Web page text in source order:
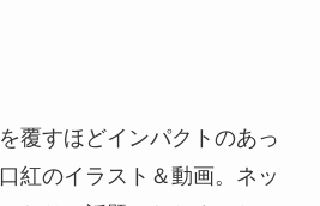
覆すほどインパクトのあっ
紅のイラスト＆動画。ネッ